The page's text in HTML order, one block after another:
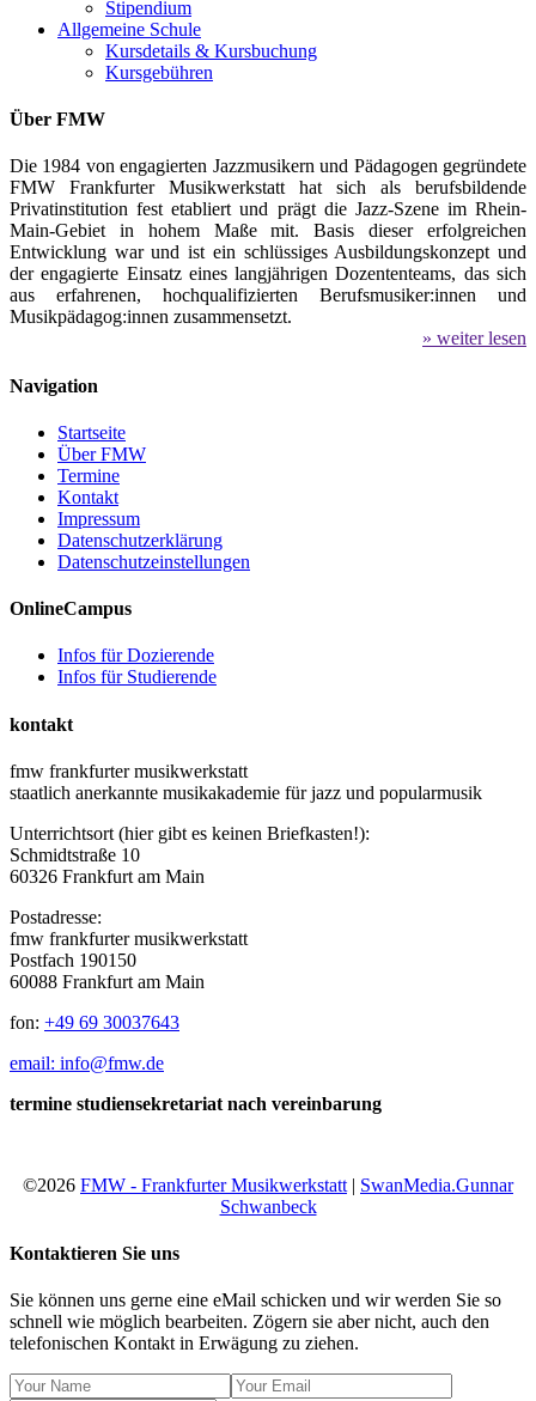
Stipendium
Allgemeine Schule
Kursdetails & Kursbuchung
Kursgebühren
Über FMW
Die 1984 von engagierten Jazzmusikern und Pädagogen gegründete
FMW Frankfurter Musikwerkstatt hat sich als berufsbildende
Privatinstitution fest etabliert und prägt die Jazz-Szene im Rhein-
Main-Gebiet in hohem Maße mit. Basis dieser erfolgreichen
Entwicklung war und ist ein schlüssiges Ausbildungskonzept und
der engagierte Einsatz eines langjährigen Dozententeams, das sich
aus erfahrenen, hochqualifizierten Berufsmusiker:innen und
Musikpädagog:innen zusammensetzt.
» weiter lesen
Navigation
Startseite
Über FMW
Termine
Kontakt
Impressum
Datenschutzerklärung
Datenschutzeinstellungen
OnlineCampus
Infos für Dozierende
Infos für Studierende
kontakt
fmw frankfurter musikwerkstatt
staatlich anerkannte musikakademie für jazz und popularmusik
Unterrichtsort (hier gibt es keinen Briefkasten!):
Schmidtstraße 10
60326 Frankfurt am Main
Postadresse:
fmw frankfurter musikwerkstatt
Postfach 190150
60088 Frankfurt am Main
fon: +49 69 30037643
email: info@fmw.de
termine studiensekretariat nach vereinbarung
©2026 FMW - Frankfurter Musikwerkstatt | SwanMedia.Gunnar
Schwanbeck
Kontaktieren Sie uns
Sie können uns gerne eine eMail schicken und wir werden Sie so
schnell wie möglich bearbeiten. Zögern sie aber nicht, auch den
telefonischen Kontakt in Erwägung zu ziehen.